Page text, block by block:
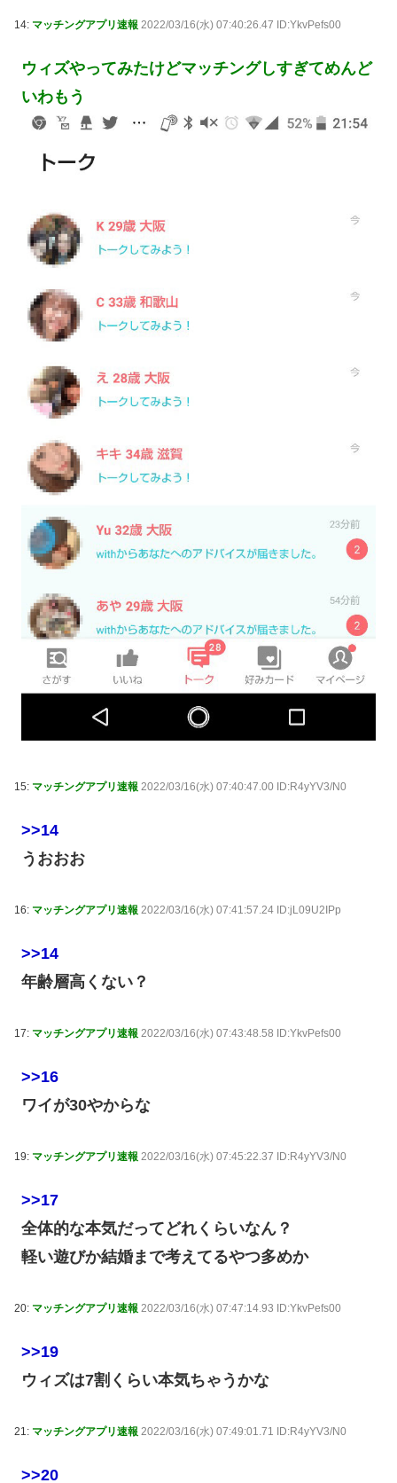
14: マッチングアプリ速報 2022/03/16(水) 07:40:26.47 ID:YkvPefs00
ウィズやってみたけどマッチングしすぎてめんど
いわもう
15: マッチングアプリ速報 2022/03/16(水) 07:40:47.00 ID:R4yYV3/N0
>>14
うおおお
16: マッチングアプリ速報 2022/03/16(水) 07:41:57.24 ID:jL09U2IPp
>>14
年齢層高くない？
17: マッチングアプリ速報 2022/03/16(水) 07:43:48.58 ID:YkvPefs00
>>16
ワイが30やからな
19: マッチングアプリ速報 2022/03/16(水) 07:45:22.37 ID:R4yYV3/N0
>>17
全体的な本気だってどれくらいなん？
軽い遊びか結婚まで考えてるやつ多めか
20: マッチングアプリ速報 2022/03/16(水) 07:47:14.93 ID:YkvPefs00
>>19
ウィズは7割くらい本気ちゃうかな
21: マッチングアプリ速報 2022/03/16(水) 07:49:01.71 ID:R4yYV3/N0
>>20